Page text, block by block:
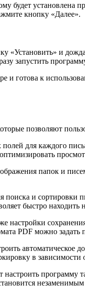
будет
кнопку «Далее».
«Установить» и
запустить
и готова к
позволяют
для каждого
папок и
и
быстро
PDF можно
автоматическое
в
программу